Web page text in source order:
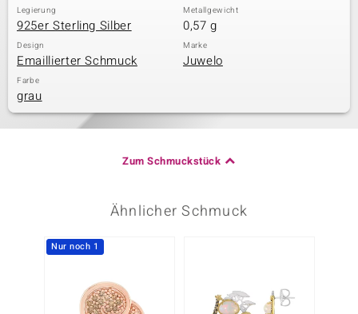
Legierung
925er Sterling Silber
Metallgewicht
0,57 g
Design
Emaillierter Schmuck
Marke
Juwelo
Farbe
grau
Zum Schmuckstück
Ähnlicher Schmuck
Nur noch 1